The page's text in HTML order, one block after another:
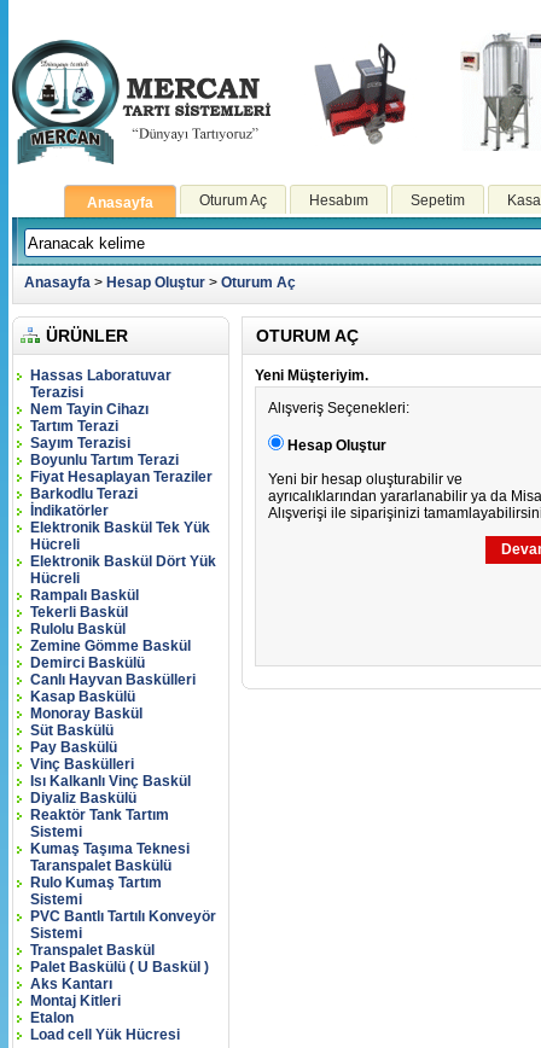
Anasayfa Oturum Aç Hesabım Sepetim
Anasayfa > Hesap Oluştur > Oturum Aç
ÜRÜNLER
Hassas Laboratuvar
Terazisi
Nem Tayin Cihazı
Tartım Terazi
Sayım Terazisi
Boyunlu Tartım Terazi
Fiyat Hesaplayan Teraziler
Barkodlu Terazi
İndikatörler
Elektronik Baskül Tek Yük
Hücreli
Elektronik Baskül Dört Yük
Hücreli
Rampalı Baskül
Tekerli Baskül
Rulolu Baskül
Zemine Gömme Baskül
Demirci Baskülü
Canlı Hayvan Baskülleri
Kasap Baskülü
Monoray Baskül
Süt Baskülü
Pay Baskülü
Vinç Baskülleri
Isı Kalkanlı Vinç Baskül
Diyaliz Baskülü
Reaktör Tank Tartım
Sistemi
Kumaş Taşıma Teknesi
Taranspalet Baskülü
Rulo Kumaş Tartım
Sistemi
PVC Bantlı Tartılı Konveyör
Sistemi
Transpalet Baskül
Palet Baskülü ( U Baskül )
Aks Kantarı
Montaj Kitleri
Etalon
Load cell Yük Hücresi
OTURUM AÇ
Yeni Müşteriyim.
Alışveriş Seçenekleri:
Hesap Oluştur
Yeni bir hesap oluşturabilir ve
ayrıcalıklarından yararlanabilir ya da
Alışverişi ile siparişinizi